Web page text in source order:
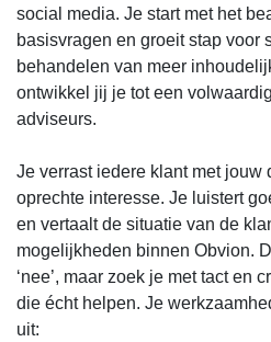
social media. Je start met het
basisvragen en groeit stap voor
behandelen van meer
ontwikkel jij je tot een
adviseurs.
Je verrast iedere klant met jouw
oprechte interesse. Je luistert
en vertaalt de situatie van de
mogelijkheden binnen Obvion.
‘nee’, maar zoek je met tact en
die écht helpen. Je
uit: